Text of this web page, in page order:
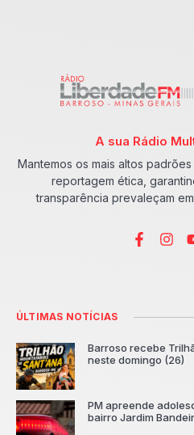
A sua Rádio
Mantemos os mais altos
reportagem ética,
transparência prevaleçam
ÚLTIMAS NOTÍCIAS
Barroso recebe
neste domingo (26)
PM apreende
bairro Jardim